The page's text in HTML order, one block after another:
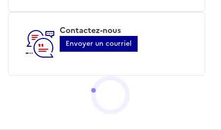
Contactez-nous
Envoyer un courriel